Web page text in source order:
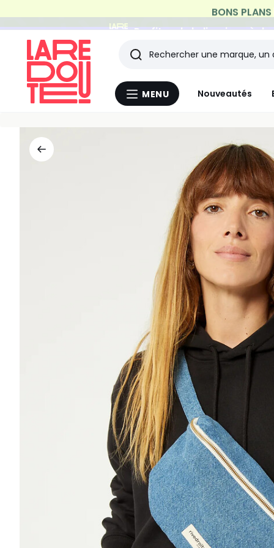
Profitez de la livraison à
Menu
MENU Nouveautés
Rechercher
Les
derniers
consultés